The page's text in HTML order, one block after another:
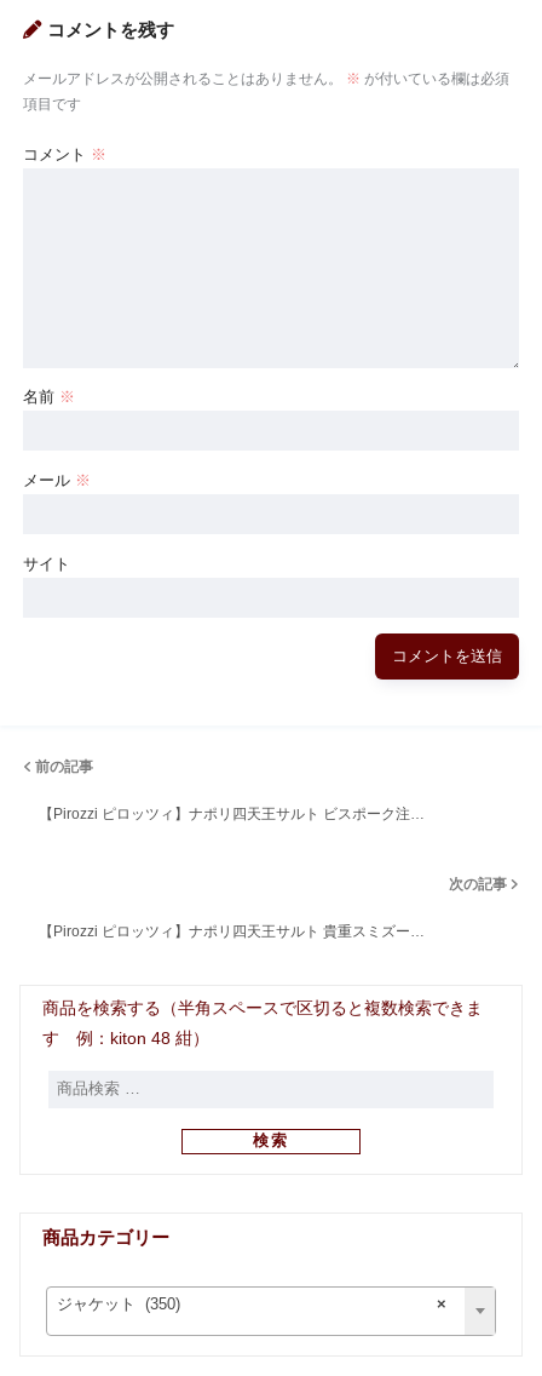
コメントを残す
メールアドレスが公開されることはありません。 ※ が付いている欄は必須
項目です
コメント ※
名前 ※
メール ※
サイト
前の記事
【Pirozzi ピロッツィ】ナポリ四天王サルト ビスポーク注…
次の記事
【Pirozzi ピロッツィ】ナポリ四天王サルト 貴重スミズー…
商品を検索する（半角スペースで区切ると複数検索できま
す 例：kiton 48 紺）
検索
商品カテゴリー
×
ジャケット (350)